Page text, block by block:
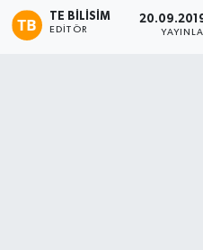
TE BILISIM
EDITÖR
Son Dakika Haberleri